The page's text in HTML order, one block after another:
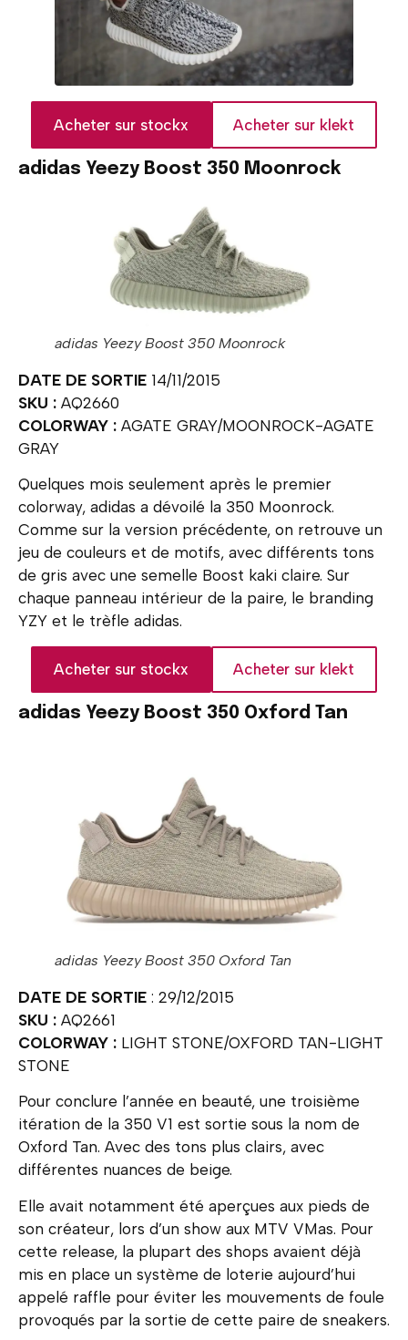
Acheter sur stockx Acheter sur klekt
adidas Yeezy Boost 350 Moonrock
adidas Yeezy Boost 350 Moonrock
DATE DE SORTIE 14/11/2015
SKU : AQ2660
COLORWAY : AGATE GRAY/MOONROCK-AGATE
GRAY
Quelques mois seulement après le premier
colorway, adidas a dévoilé la 350 Moonrock.
Comme sur la version précédente, on retrouve un
jeu de couleurs et de motifs, avec différents tons
de gris avec une semelle Boost kaki claire. Sur
chaque panneau intérieur de la paire, le branding
YZY et le trèfle adidas.
Acheter sur stockx Acheter sur klekt
adidas Yeezy Boost 350 Oxford Tan
adidas Yeezy Boost 350 Oxford Tan
DATE DE SORTIE : 29/12/2015
SKU : AQ2661
COLORWAY : LIGHT STONE/OXFORD TAN-LIGHT
STONE
Pour conclure l’année en beauté, une troisième
itération de la 350 V1 est sortie sous la nom de
Oxford Tan. Avec des tons plus clairs, avec
différentes nuances de beige.
Elle avait notamment été aperçues aux pieds de
son créateur, lors d’un show aux MTV VMas. Pour
cette release, la plupart des shops avaient déjà
mis en place un système de loterie aujourd’hui
appelé raffle pour éviter les mouvements de foule
provoqués par la sortie de cette paire de sneakers.